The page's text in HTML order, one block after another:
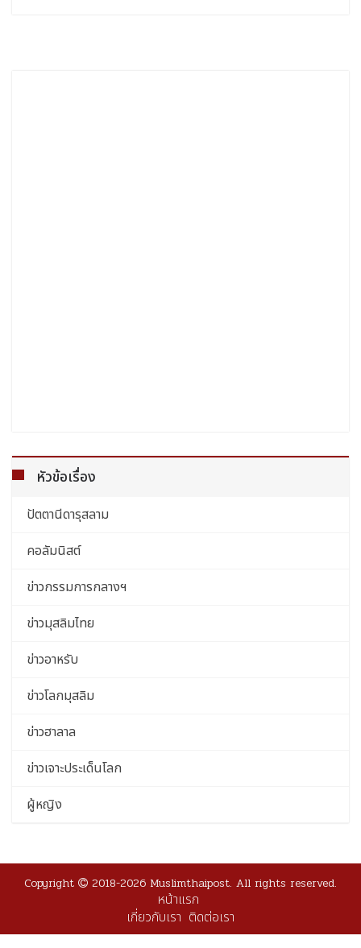
หัวข้อเรื่อง
ปัตตานีดารุสลาม
คอลัมนิสต์
ข่าวกรรมการกลางฯ
ข่าวมุสลิมไทย
ข่าวอาหรับ
ข่าวโลกมุสลิม
ข่าวฮาลาล
ข่าวเจาะประเด็นโลก
ผู้หญิง